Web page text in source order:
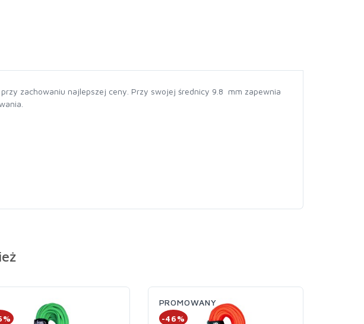
zachowaniu najlepszej ceny. Przy swojej średnicy 9.8 mm zapewnia
PROMOWANY
-46%